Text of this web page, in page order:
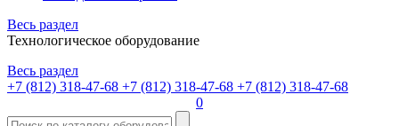
Весь раздел
Технологическое оборудование
Весь раздел
+7 (812) 318-47-68 +7 (812) 318-47-68 +7 (812) 318-47-68
0